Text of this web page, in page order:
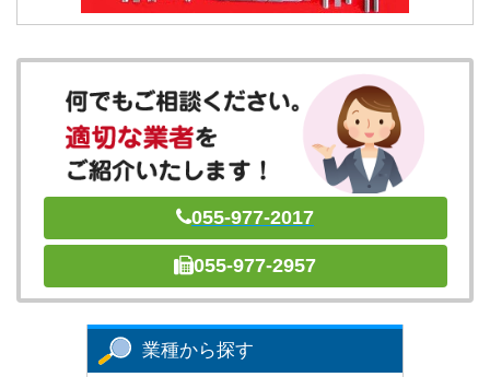
055-977-2017
055-977-2957
業種から探す